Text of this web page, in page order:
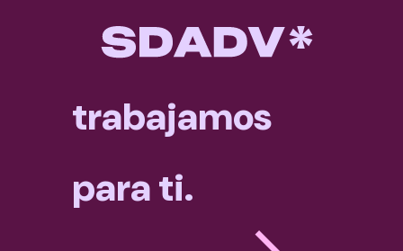
trabajamos
para ti.